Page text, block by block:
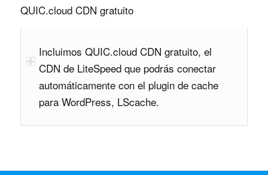
QUIC.cloud CDN gratuito
Incluimos QUIC.cloud CDN gratuito, el
CDN de LiteSpeed que podrás conectar
automáticamente con el plugin de cache
para WordPress, LScache.